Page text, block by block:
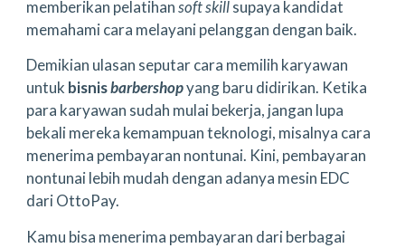
memberikan pelatihansoft skillsupaya kandidat
memahami cara melayani pelanggan dengan baik.
Demikian ulasan seputar cara memilih karyawan
untuk bisnisbarbershopyang baru didirikan. Ketika
para karyawan sudah mulai bekerja, jangan lupa
bekali mereka kemampuan teknologi, misalnya cara
menerima pembayaran nontunai. Kini, pembayaran
nontunai lebih mudah dengan adanya mesin EDC
dari OttoPay.
Kamu bisa menerima pembayaran dari berbagai